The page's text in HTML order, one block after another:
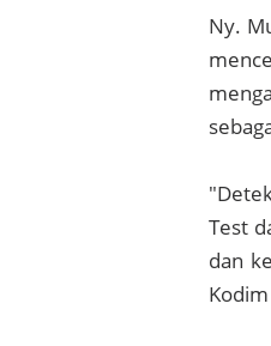
Ny.
Test
dan